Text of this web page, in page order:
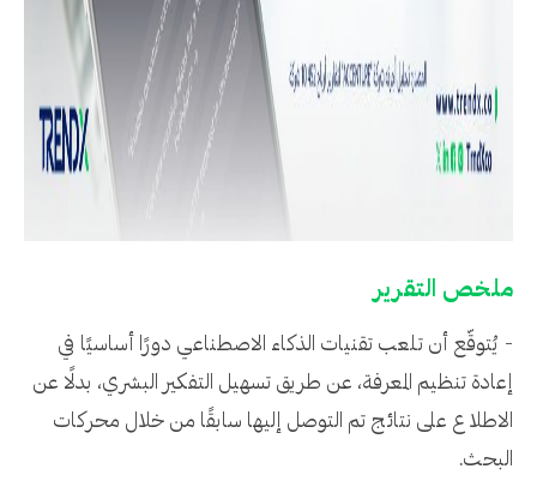
ملخص التقرير
- يُتوقّع أن تلعب تقنيات الذكاء الاصطناعي دورًا أساسيًا في
إعادة تنظيم المعرفة، عن طريق تسهيل التفكير البشري، بدلًا عن
الاطلاع على نتائج تم التوصل إليها سابقًا من خلال محركات
البحث.